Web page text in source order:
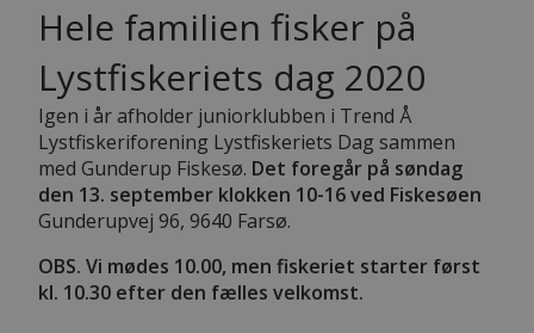
Hele familien fisker på
Lystfiskeriets dag 2020
Igen i år afholder juniorklubben i Trend Å
Lystfiskeriforening Lystfiskeriets Dag sammen
med Gunderup Fiskesø. Det foregår på søndag
den 13. september klokken 10-16 ved Fiskesøen
Gunderupvej 96, 9640 Farsø.
OBS. Vi mødes 10.00, men fiskeriet starter først
kl. 10.30 efter den fælles velkomst.